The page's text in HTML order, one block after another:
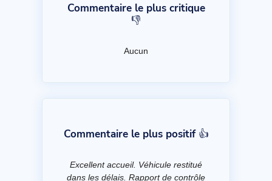
Commentaire le plus critique
👎
Aucun
Commentaire le plus positif 👍
Excellent accueil. Véhicule restitué
dans les délais. Rapport de contrôle